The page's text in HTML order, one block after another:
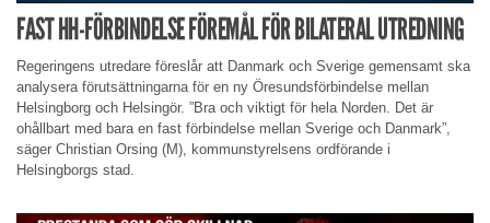
FAST HH-FÖRBINDELSE FÖREMÅL FÖR BILATERAL UTREDNING
Regeringens utredare föreslår att Danmark och Sverige gemensamt ska
analysera förutsättningarna för en ny Öresundsförbindelse mellan
Helsingborg och Helsingör. ”Bra och viktigt för hela Norden. Det är
ohållbart med bara en fast förbindelse mellan Sverige och Danmark”,
säger Christian Orsing (M), kommunstyrelsens ordförande i
Helsingborgs stad.